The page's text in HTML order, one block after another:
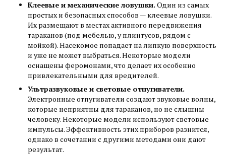
Клеевые и механические ловушки.Один из самых
простых и безопасных способов — клеевые ловушки.
Их размещают в местах активного передвижения
тараканов (под мебелью, у плинтусов, рядом с
мойкой). Насекомое попадает на липкую поверхность
и уже не может выбраться. Некоторые модели
оснащены феромонами, что делает их особенно
привлекательными для вредителей.
Ультразвуковые и световые отпугиватели.
Электронные отпугиватели создают звуковые волны,
которые неприятны для тараканов, но не слышны
человеку. Некоторые модели используют световые
импульсы. Эффективность этих приборов разнится,
однако в сочетании с другими методами они дают
результат.